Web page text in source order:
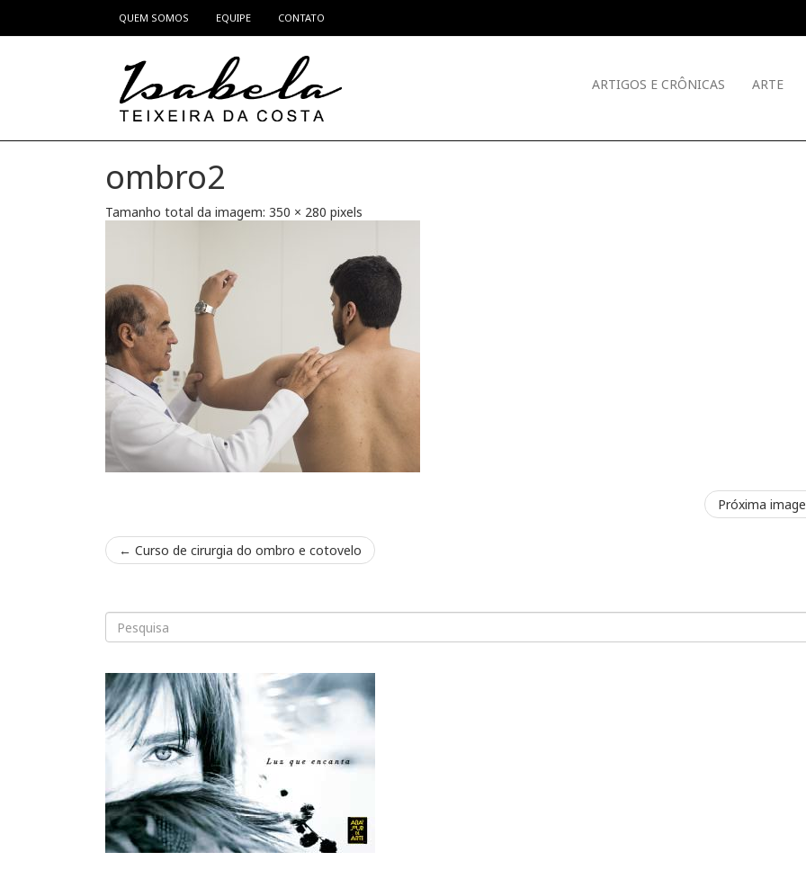
Pular para o conteúdo
QUEM SOMOS EQUIPE CONTATO
ARTIGOS E CRÔNICAS ARTE
ombro2
Tamanho total da imagem: 350 × 280 pixels
Próxima
← Curso de cirurgia do ombro e cotovelo